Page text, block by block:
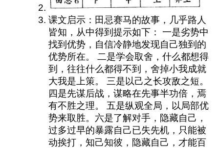
课文启示： 田忌赛马的故事，几乎路人
皆知，从中得到提示如下： 一是劣势中
找到优势，自信冷静地发现自己独到的
优势所在。 二是学会取舍，什么都想得
到，往往什么都得不到，舍掉小我成就
大我是上策。 三是以己之长攻敌之短。
四是先谋后战，谋略在先事半功倍，焉
有不胜之理。 五是纵观全局，以局部优
势来取胜。六是了解对手，隐藏自己，
过多过早的暴露自己已失先机，只能被
动挨打，知己知彼，隐藏自己，才能百